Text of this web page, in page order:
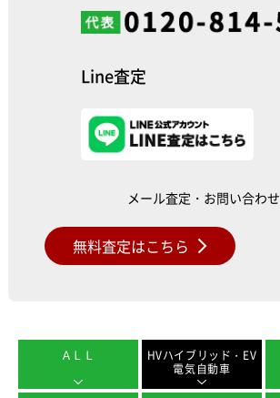
Line査定
メール査定・お問い合わせ
無料査定はこちら
ＡＬＬ
HVハイブリッド・EV
電気自動車